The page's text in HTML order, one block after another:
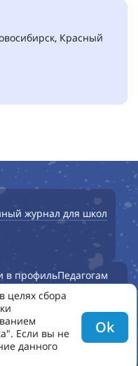
Красный
журнал для школ
в профильПедагогам
Опыт детских садов
ВСЕ НОМЕРА
НОВОСТИ
КОНФИДЕНЦИАЛЬНОСТЬ
целях сбора
Если вы не
данного
Ok